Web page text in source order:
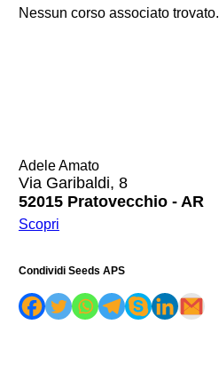
Nessun corso associato trovato.
Adele Amato
Via Garibaldi, 8
52015 Pratovecchio - AR
Scopri
Condividi Seeds APS